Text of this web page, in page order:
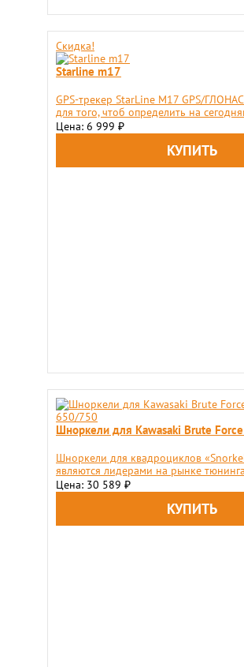
Скидка!
Starline m17
GPS-трекер StarLine M17 GPS/
для того, чтоб определить на
Цена: 6 999 ₽
Шноркели для Kawasaki Brute
Шноркели для квадроциклов
являются лидерами на рынке
Цена: 30 589 ₽